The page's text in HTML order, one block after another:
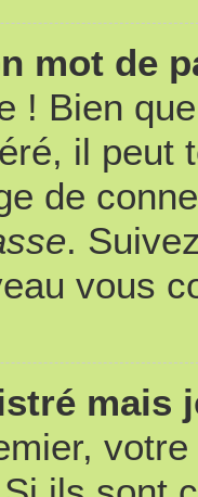
mot de
! Bien
il peut
de
.
vous
mais